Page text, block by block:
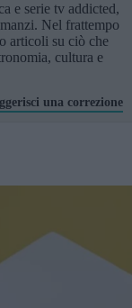
e serie tv addicted,
Nel frattempo
articoli su ciò che
cultura e
una correzione